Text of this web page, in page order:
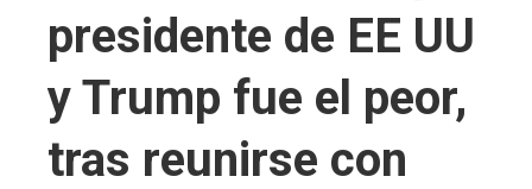
presidente de EE UU
y Trump fue el peor,
tras reunirse con